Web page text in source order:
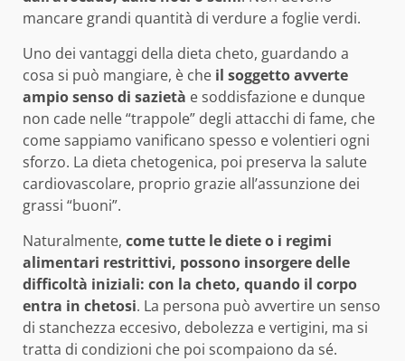
mancare grandi quantità di verdure a foglie verdi.
Uno dei vantaggi della dieta cheto, guardando a
cosa si può mangiare, è che il soggetto avverte
ampio senso di sazietà e soddisfazione e dunque
non cade nelle “trappole” degli attacchi di fame, che
come sappiamo vanificano spesso e volentieri ogni
sforzo. La dieta chetogenica, poi preserva la salute
cardiovascolare, proprio grazie all’assunzione dei
grassi “buoni”.
Naturalmente, come tutte le diete o i regimi
alimentari restrittivi, possono insorgere delle
difficoltà iniziali: con la cheto, quando il corpo
entra in chetosi. La persona può avvertire un senso
di stanchezza eccesivo, debolezza e vertigini, ma si
tratta di condizioni che poi scompaiono da sé.